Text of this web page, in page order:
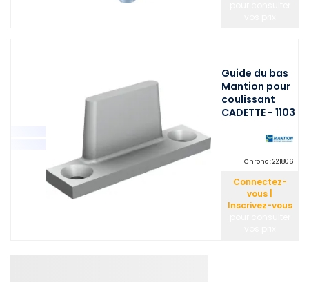
Guide du bas
Mantion pour
coulissant
CADETTE - 1103
Chrono : 221806
Connectez-
vous |
Inscrivez-vous